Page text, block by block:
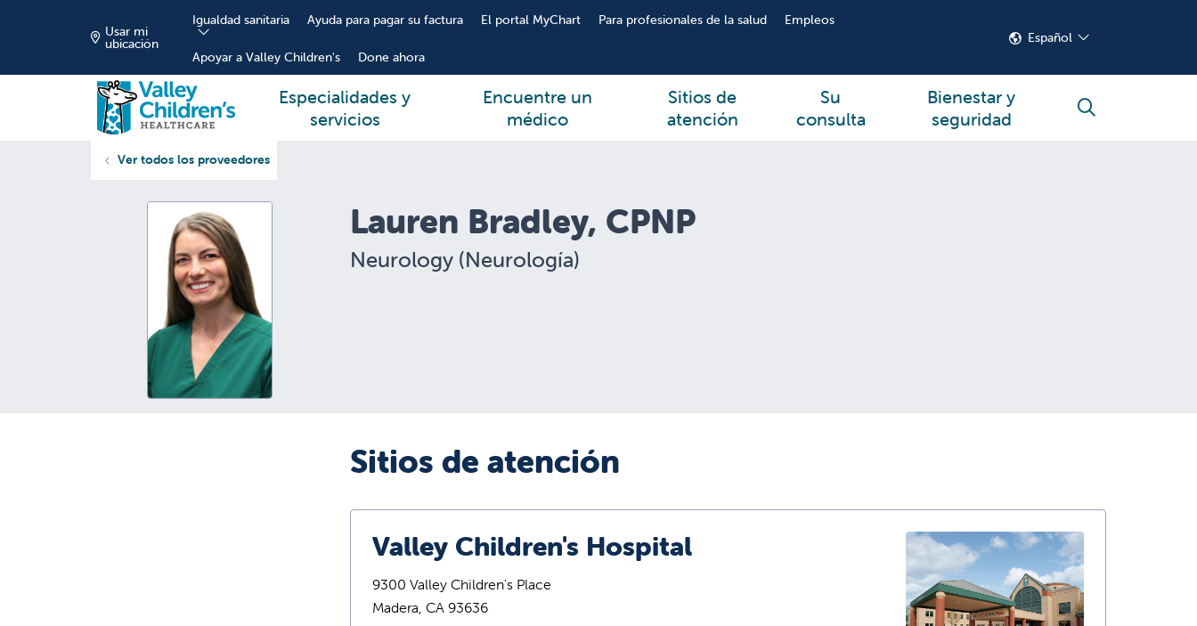
Usar mi
ubicación
Igualdad sanitaria Ayuda para pagar su factura El portal MyChart Para profesionales de la salud Empleos
Apoyar a Valley Children's Done ahora
Español
Especialidades y
servicios
Encuentre un
médico
Sitios de
atención
Su
consulta
Bienestar y
seguridad
buscar
Ver todos los proveedores
Lauren Bradley, CPNP
Neurology (Neurología)
Sitios de atención
Valley Children's Hospital
9300 Valley Children's Place
Madera, CA 93636